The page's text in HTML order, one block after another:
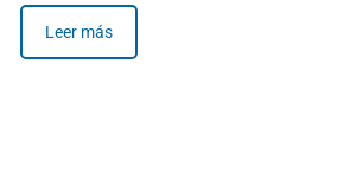
Leer más